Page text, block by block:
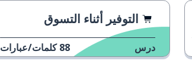
التوفير أثناء التسوق
درس 88 كلمات/عبارات